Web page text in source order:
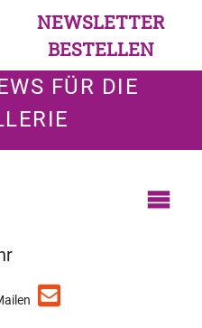
NEWSLETTER
BESTELLEN
FÜR DIE